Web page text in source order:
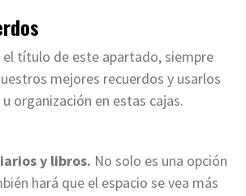
el título de este apartado, siempre
mejores recuerdos y usarlos
organización en estas cajas.
y libros. No solo es una opción
hará que el espacio se vea más